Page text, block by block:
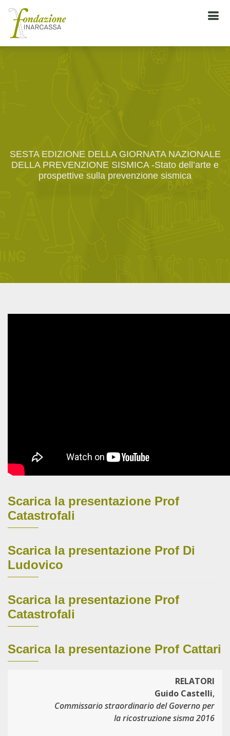
SESTA EDIZIONE DELLA GIORNATA NAZIONALE
DELLA PREVENZIONE SISMICA -Stato dell’arte e
prospettive sulla prevenzione sismica
Scarica la presentazione Prof
Catastrofali
Scarica la presentazione Prof Di
Ludovico
Scarica la presentazione Prof
Catastrofali
Scarica la presentazione Prof Cattari
RELATORI
Guido Castelli,
Commissario straordinario del Governo per
la ricostruzione sisma 2016